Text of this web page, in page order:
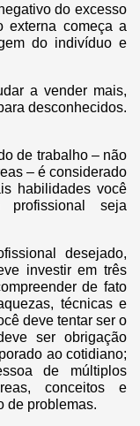
do excesso
externa começa a
do indivíduo e
a vender mais,
desconhecidos.
de trabalho – não
– é considerado
habilidades você
seja
desejado,
investir em três
de fato
técnicas e
deve tentar ser o
ser obrigação
ao cotidiano;
de múltiplos
conceitos e
de problemas.